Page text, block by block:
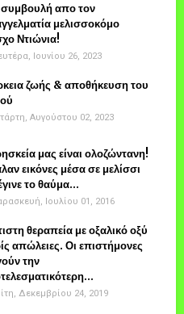
απο τον
μελισσοκόμο
Ντιώνια!
Ιουνίου 26, 2023
ζωής & αποθήκευση του
Αυγούστου 02, 2023
μας είναι ολοζώντανη!
εικόνες μέσα σε μελίσσι
το θαύμα...
Ιουλίου 01, 2016
θεραπεία με οξαλικό οξύ
απώλειες. Οι επιστήμονες
την
Δεκεμβρίου 24, 2019